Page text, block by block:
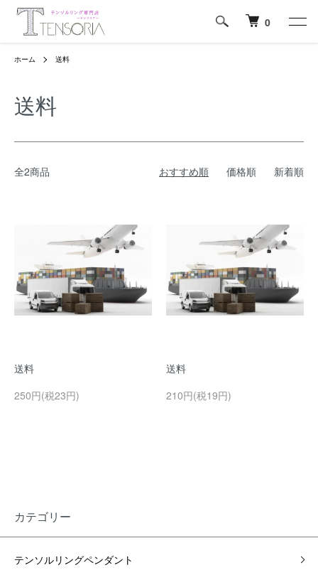
0
ホーム 送料
送料
全2商品 おすすめ順 価格順 新着順
送料
250円(税23円)
送料
210円(税19円)
カテゴリー
テンソルリングペンダント